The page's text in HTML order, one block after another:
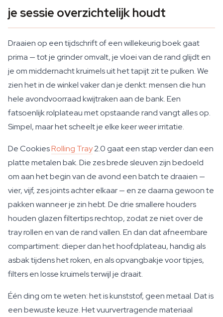
je sessie overzichtelijk houdt
Draaien op een tijdschrift of een willekeurig boek gaat
prima — tot je grinder omvalt, je vloei van de rand glijdt en
je om middernacht kruimels uit het tapijt zit te pulken. We
zien het in de winkel vaker dan je denkt: mensen die hun
hele avondvoorraad kwijtraken aan de bank. Een
fatsoenlijk rolplateau met opstaande rand vangt alles op.
Simpel, maar het scheelt je elke keer weer irritatie.
De CookiesRolling Tray2.0 gaat een stap verder dan een
platte metalen bak. Die zes brede sleuven zijn bedoeld
om aan het begin van de avond een batch te draaien —
vier, vijf, zes joints achter elkaar — en ze daarna gewoon te
pakken wanneer je zin hebt. De drie smallere houders
houden glazen filtertips rechtop, zodat ze niet over de
tray rollen en van de rand vallen. En dan dat afneembare
compartiment: dieper dan het hoofdplateau, handig als
asbak tijdens het roken, en als opvangbakje voor tipjes,
filters en losse kruimels terwijl je draait.
Één ding om te weten: het is kunststof, geen metaal. Dat is
een bewuste keuze. Het vuurvertragende materiaal